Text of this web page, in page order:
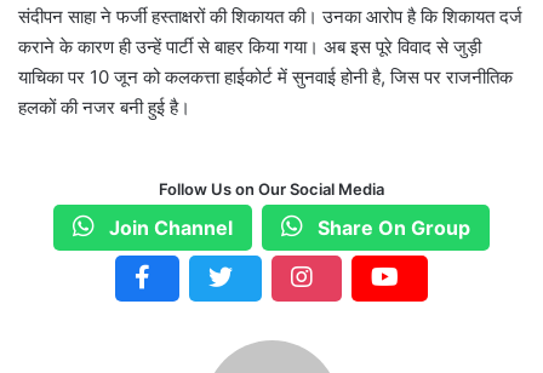
संदीपन साहा ने फर्जी हस्ताक्षरों की शिकायत की। उनका आरोप है कि शिकायत दर्ज
कराने के कारण ही उन्हें पार्टी से बाहर किया गया। अब इस पूरे विवाद से जुड़ी
याचिका पर 10 जून को कलकत्ता हाईकोर्ट में सुनवाई होनी है, जिस पर राजनीतिक
हलकों की नजर बनी हुई है।
Follow Us on Our Social Media
Join Channel Share On Group